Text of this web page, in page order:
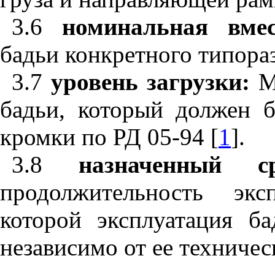
3.6 номинальная
бадьи конкретного
3.7 уровень загрузки:
бадьи, который
кромки по РД 05-94 [1].
3.8
продолжительность
которой эксплуатация
независимо от ее